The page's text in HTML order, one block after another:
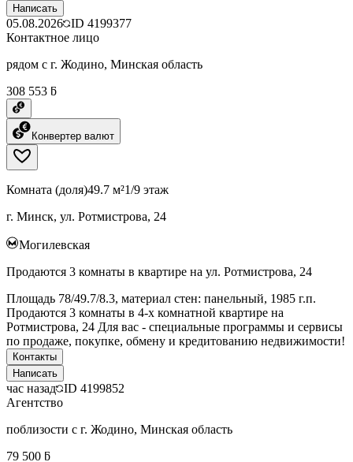
Написать
05.08.2026 ID 4199377
Контактное лицо
рядом с г. Жодино, Минская область
308 553 ƃ
Конвертер валют
Комната (доля)49.7 м²1/9 этаж
г. Минск, ул. Ротмистрова, 24
Могилевская
Продаются 3 комнаты в квартире на ул. Ротмистрова, 24
Площадь 78/49.7/8.3, материал стен: панельный, 1985 г.п.
Продаются 3 комнаты в 4-х комнатной квартире на
Ротмистрова, 24 Для вас - специальные программы и сервисы
по продаже, покупке, обмену и кредитованию недвижимости!
Контакты
Написать
час назад ID 4199852
Агентство
поблизости с г. Жодино, Минская область
79 500 ƃ